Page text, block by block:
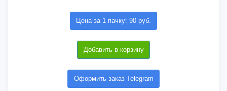
Цена за 1 пачку: 90 руб.
Добавить в корзину
Оформить заказ Telegram